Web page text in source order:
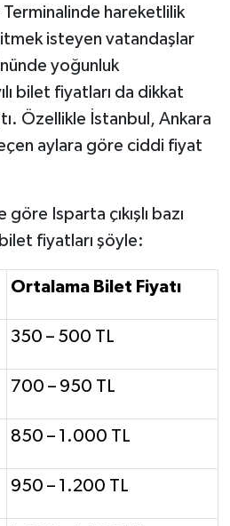
hareketlilik
isteyen vatandaşlar
yoğunluk
bilet fiyatları da dikkat
Özellikle İstanbul, Ankara
aylara göre ciddi fiyat
Isparta çıkışlı bazı
fiyatları şöyle:
Ortalama Bilet Fiyatı
350 – 500 TL
700 – 950 TL
850 – 1.000 TL
950 – 1.200 TL